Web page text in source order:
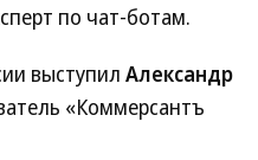
по чат-ботам.
выступил Александр
«Коммерсантъ